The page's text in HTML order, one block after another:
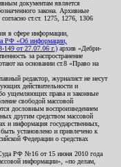
документам является
закона. Архивные
ст.ст. 1275, 1276, 1306
в сфере информации,
РФ «Об информации,
149 от 27.07.06 г.) архив «Дебри-
за распространение
на основании ст.8 «Право на
редактор, журналист не несут
действительности и
ущемляющих права и законные
свободой массовой
дословным воспроизведением
другим средством массовой
и информация государственных,
установлено и привлечено к
Федерации о средствах
РФ №16 от 15 июня 2010 года
информации», «по делам,